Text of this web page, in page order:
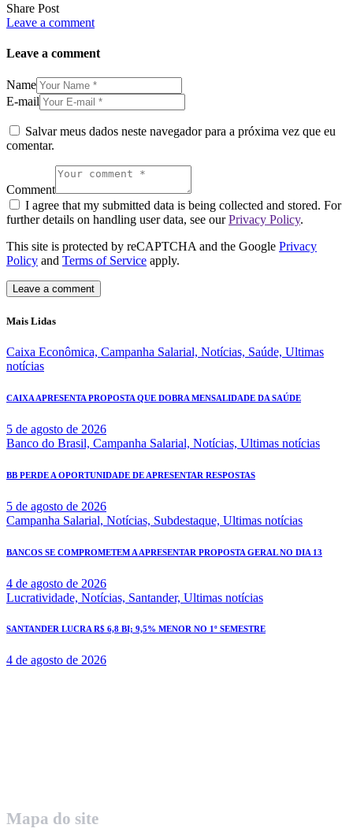
Share Post
Leave a comment
Leave a comment
Name
E-mail
Salvar meus dados neste navegador para a próxima vez que eu
comentar.
Comment
I agree that my submitted data is being collected and stored. For
further details on handling user data, see ourPrivacy Policy.
This site is protected by reCAPTCHA and the Google Privacy
Policy and Terms of Service apply.
Mais Lidas
Caixa Econômica, Campanha Salarial, Notícias, Saúde, Ultimas
notícias
CAIXA APRESENTA PROPOSTA QUE DOBRA MENSALIDADE DA SAÚDE
5 de agosto de 2026
Banco do Brasil, Campanha Salarial, Notícias, Ultimas notícias
BB PERDE A OPORTUNIDADE DE APRESENTAR RESPOSTAS
5 de agosto de 2026
Campanha Salarial, Notícias, Subdestaque, Ultimas notícias
BANCOS SE COMPROMETEM A APRESENTAR PROPOSTA GERAL NO DIA 13
4 de agosto de 2026
Lucratividade, Notícias, Santander, Ultimas notícias
SANTANDER LUCRA R$ 6,8 BI; 9,5% MENOR NO 1º SEMESTRE
4 de agosto de 2026
Mapa do site